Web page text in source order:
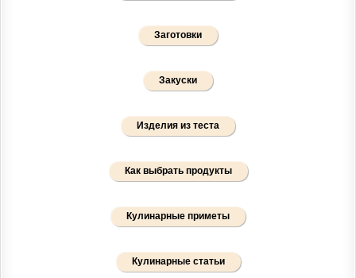
Заготовки
Закуски
Изделия из теста
Как выбрать продукты
Кулинарные приметы
Кулинарные статьи